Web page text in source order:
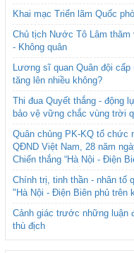
Khai mạc Triển lãm Quốc
Chủ tịch Nước Tô Lâm thăm
- Không quân
Lương sĩ quan Quân đội
tăng lên nhiều không?
Thi đua Quyết thắng - động
bảo vệ vững chắc vùng trời
Quân chủng PK-KQ tổ chức
QĐND Việt Nam, 28 năm
Chiến thắng “Hà Nội - Điện
Chính trị, tinh thần - nhân tố
"Hà Nội - Điện Biên phủ trên
Cảnh giác trước những luận
thù địch